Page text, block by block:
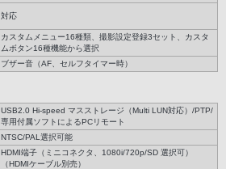
対応
カスタムメニュー16種類、撮影設定登録3セット、カスタ
ムボタン16種機能から選択
ブザー音（AF、セルフタイマー時）
USB2.0 Hi-speed マスストレージ（Multi LUN対応）/PTP/
専用付属ソフトによるPCリモート
NTSC/PAL選択可能
HDMI端子（ミニコネクタ、1080i/720p/SD 選択可）
（HDMIケーブル別売）